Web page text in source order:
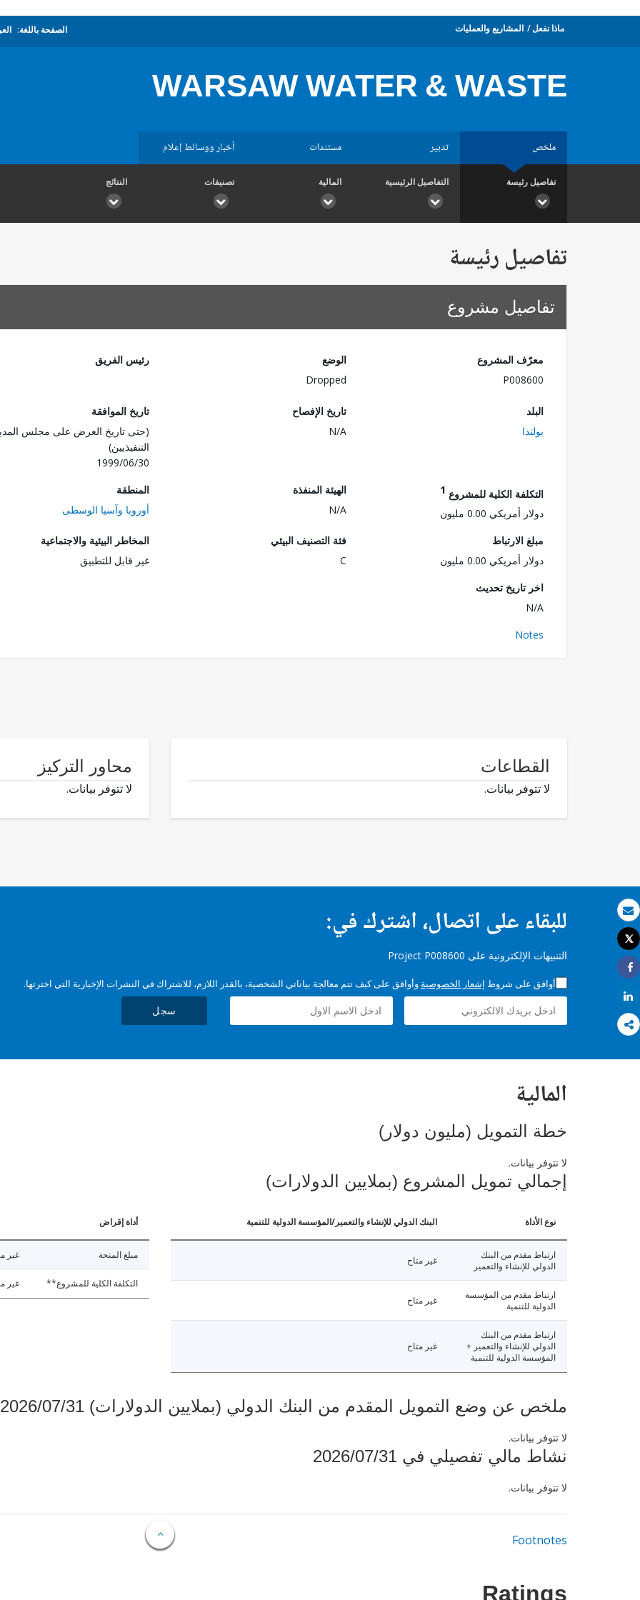
بريد الكتروني
طباعة
Tweet
Share
Share
ماذا نفعل المشاريع والعمليات الصفحة باللغة:
WARSAW WATER & WASTE
ملخص تدبير مستندات أخبار ووسائط إعلام
تفاصيل رئيسة التفاصيل الرئيسية المالية تصنيفات النتائج
تفاصيل رئيسة
تفاصيل مشروع
معرّف المشروع
P008600
الوضع
Dropped
رئيس الفريق
البلد
بولندا
تاريخ الإفصاح
N/A
تاريخ الموافقة
(حتى تاريخ العرض على مجلس
التنفيذيين)
1999/06/30
التكلفة الكلية للمشروع 1
دولار أمريكي 0.00 مليون
الهيئة المنفذة
N/A
المنطقة
أوروبا وآسيا الوسطى
مبلغ الارتباط
دولار أمريكي 0.00 مليون
فئة التصنيف البيئي
C
المخاطر البيئية والاجتماعية
غير قابل للتطبيق
اخر تاريخ تحديث
N/A
Notes
القطاعات
لا تتوفر بيانات.
محاور التركيز
لا تتوفر بيانات.
للبقاء على اتصال، اشترك في:
التنبيهات الإلكترونية على Project P008600
أوافق على شروط إشعار الخصوصية وأوافق على كيف تتم معالجة بياناتي الشخصية، بالقدر اللازم، للاشتراك في النشرات الإخبارية التي اخترتها.
سجل
المالية
خطة التمويل (مليون دولار)
لا تتوفر بيانات.
إجمالي تمويل المشروع (بملايين الدولارات)
نوع الأداة البنك الدولي للإنشاء والتعمير/المؤسسة الدولية للتنمية
ارتباط مقدم من البنك
الدولي للإنشاء والتعمير
غير متاح
ارتباط مقدم من المؤسسة
الدولية للتنمية
غير متاح
ارتباط مقدم من البنك
الدولي للإنشاء والتعمير +
المؤسسة الدولية للتنمية
غير متاح
أداة إقراض
مبلغ المنحة غير
التكلفة الكلية للمشروع** غير
ملخص عن وضع التمويل المقدم من البنك الدولي (بملايين الدولارات) 2026/07/31
لا تتوفر بيانات.
نشاط مالي تفصيلي في 2026/07/31
لا تتوفر بيانات.
Footnotes